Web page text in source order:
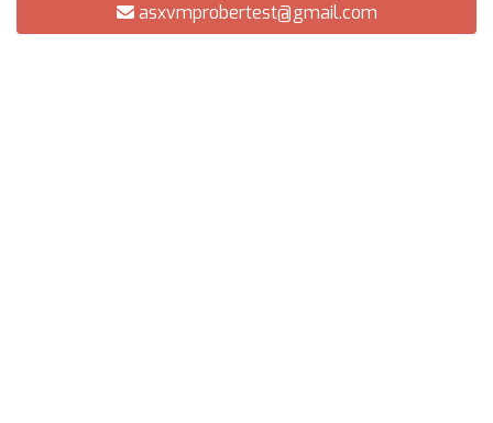
asxvmprobertest@gmail.com